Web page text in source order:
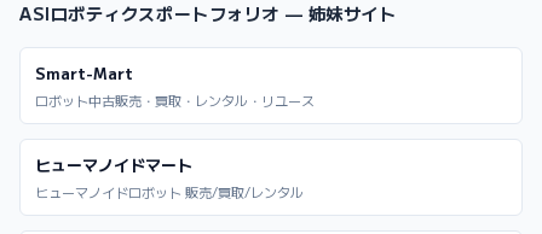
ASIロボティクスポートフォリオ — 姉妹サイト
Smart-Mart
ロボット中古販売・買取・レンタル・リユース
ヒューマノイドマート
ヒューマノイドロボット 販売/買取/レンタル